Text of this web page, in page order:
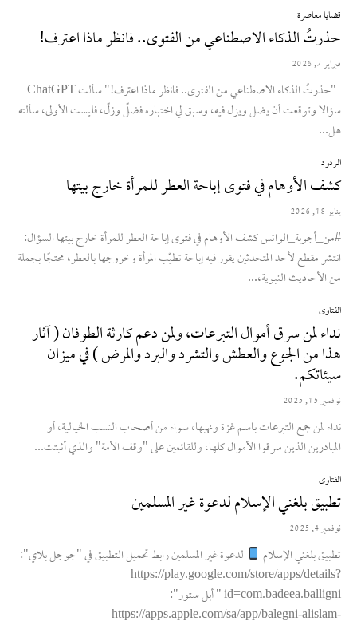
قضايا معاصرة
حذرتُ الذكاء الاصطناعي من الفتوى.. فانظر ماذا اعترف!
فبراير 7, 2026
"حذرتُ الذكاء الاصطناعي من الفتوى.. فانظر ماذا اعترف!" سألت ChatGPT
سؤالا وتوقعت أن يضل ويزل فيه، وسبق لي اختباره فضلّ وزلّ، فليست الأولى، سألته
هل...
الردود
كشف الأوهام في فتوى إباحة العطر للمرأة خارج بيتها
يناير 18, 2026
#من_أجوبة_الواتس كشف الأوهام في فتوى إباحة العطر للمرأة خارج بيتها السؤال:
انتشر مقطع لأحد المتحدثين يقرر فيه إباحة تطيّب المرأة وخروجها بالعطر، محتجًا بجملة
من الأحاديث النبوية،...
الفتاوى
نداء لمن سرق أموال التبرعات، ولمن دعم كارثة الطوفان ( آثار
هذا من الجوع والعطش والتشرد والبرد والمرض ) في ميزان
سيئاتكم.
نوفمبر 15, 2025
نداء لمن جمع التبرعات باسم غزة ونهبها، سواء من أصحاب النسب الخيالية، أو
المبادرين الذين سرقوا الأموال كلها، وللقائمين على "وقف الأمة" والذي أثبتت...
الفتاوى
تطبيق بلغني الإسلام لدعوة غير المسلمين
نوفمبر 4, 2025
لدعوة غير المسلمين رابط تحميل التطبيق في "جوجل بلاي":
https://play.google.com/store/apps/details?
id=com.badeea.balligni " أبل ستور":
https://apps.apple.com/sa/app/balegni-alislam-